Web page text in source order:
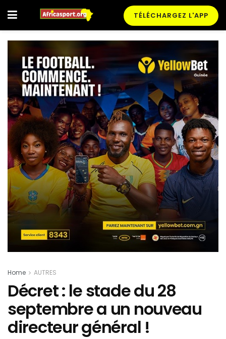
TÉLÉCHARGEZ L'APP
Home AUTRES
Décret : le stade du 28
septembre a un nouveau
directeur général !